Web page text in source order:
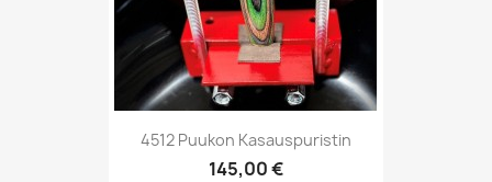
4512 Puukon Kasauspuristin
145,00 €